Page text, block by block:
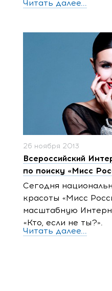
Читать далее...
26 ноября 2013
Всероссийский
по поиску «Мисс
Сегодня
красоты «Мисс
масштабную
«Кто, если не ты?».
Читать далее...